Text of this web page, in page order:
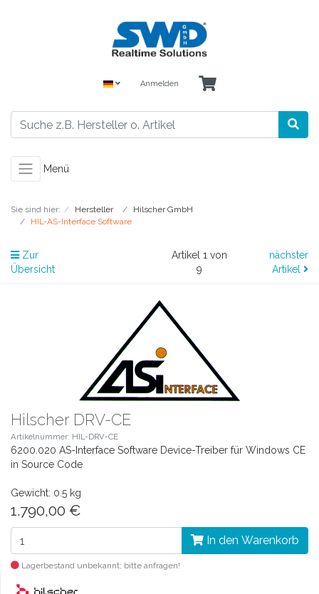
Anmelden
Menü
Sie sind hier: Hersteller
Hilscher GmbH
HIL-AS-Interface Software
Zur
Übersicht
Artikel 1 von
9
nächster
Artikel
Hilscher DRV-CE
Artikelnummer: HIL-DRV-CE
6200.020 AS-Interface Software Device-Treiber für Windows CE
in Source Code
Gewicht: 0.5 kg
1.790,00 €
In den Warenkorb
Lagerbestand unbekannt; bitte anfragen!